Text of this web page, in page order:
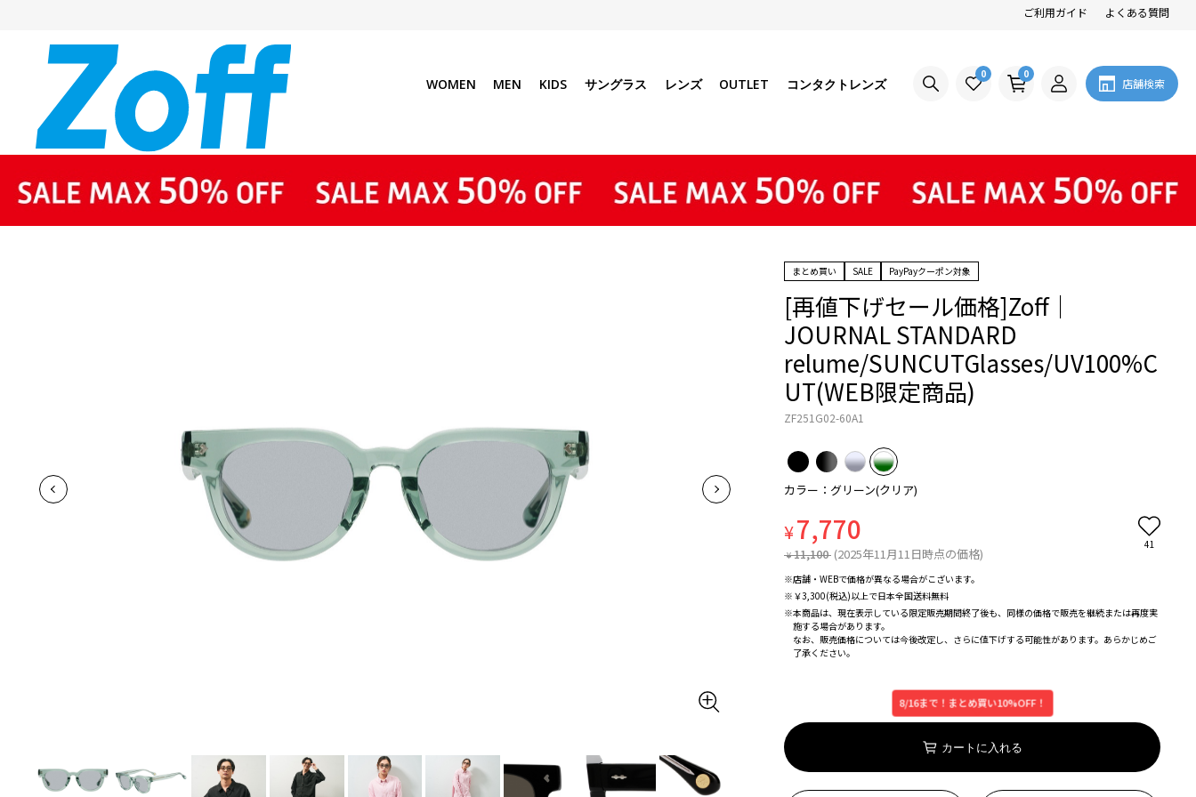
ご利用ガイド よくある質問
WOMEN MEN KIDS サングラス レンズ OUTLET コンタクトレンズ
0 0
店舗検索
まとめ買い SALE PayPayクーポン対象
[再値下げセール価格]Zoff｜
JOURNAL STANDARD
relume/SUNCUTGlasses/UV100%C
UT(WEB限定商品)
ZF251G02-60A1
カラー：グリーン(クリア)
¥7,770
¥ 11,100 (2025年11月11日時点の価格)
41
※店舗・WEBで価格が異なる場合がこざいます。
※￥3,300(税込)以上で日本全国送料無料
※本商品は、現在表示している限定販売期間終了後も、同様の価格で販売を継続または再度実
施する場合があります。
なお、販売価格については今後改定し、さらに値下げする可能性があります。あらかじめご
了承ください。
8/16まで！まとめ買い10%OFF！
カートに入れる